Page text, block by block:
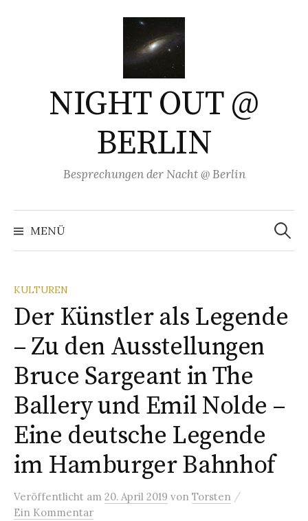
NIGHT OUT @
BERLIN
Besprechungen der Nacht @ Berlin
MENÜ
Suchen
nach:
KULTUREN
Der Künstler als Legende
– Zu den Ausstellungen
Bruce Sargeant in The
Ballery und Emil Nolde –
Eine deutsche Legende
im Hamburger Bahnhof
Veröffentlicht am 20. April 2019 von Torsten /
Ein Kommentar